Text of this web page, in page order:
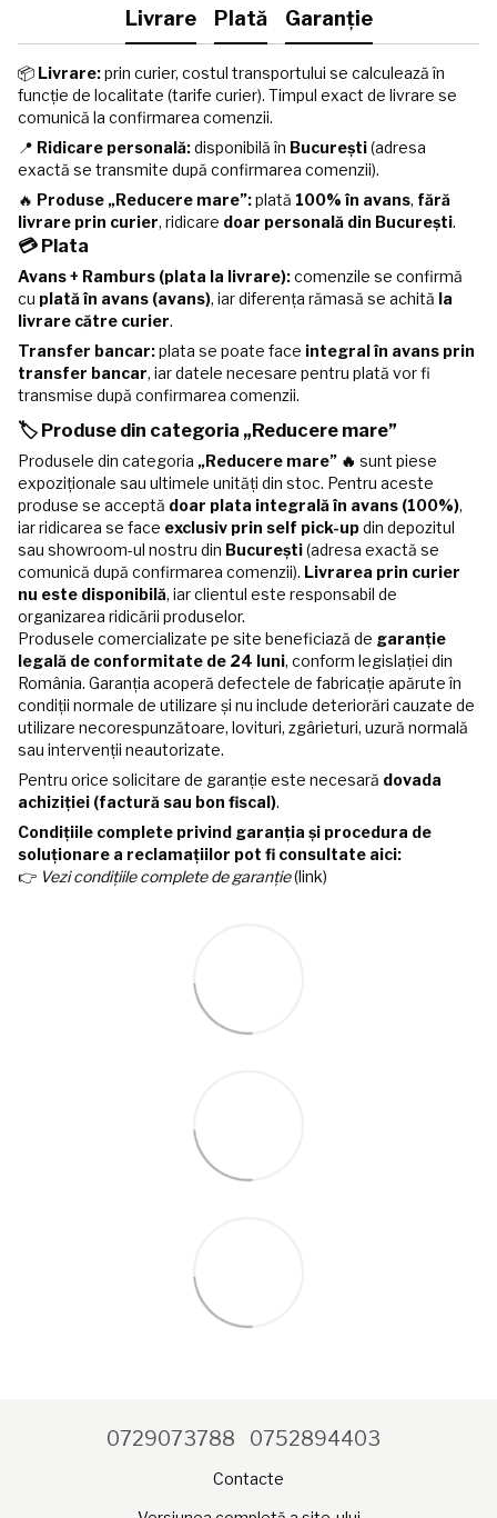
Livrare Plată Garanție
📦 Livrare:prin curier, costul transportului se calculează în
funcție de localitate (tarife curier). Timpul exact de livrare se
comunică la confirmarea comenzii.
📍 Ridicare personală:disponibilă în București(adresa
exactă se transmite după confirmarea comenzii).
🔥 Produse „Reducere mare”:plată 100% în avans, fără
livrare prin curier, ridicare doar personală din București.
💳 Plata
Avans + Ramburs (plata la livrare):comenzile se confirmă
cu plată în avans (avans), iar diferența rămasă se achită la
livrare către curier.
Transfer bancar:plata se poate face integral în avans prin
transfer bancar, iar datele necesare pentru plată vor fi
transmise după confirmarea comenzii.
🏷️ Produse din categoria „Reducere mare”
Produsele din categoria „Reducere mare” 🔥 sunt piese
expoziționale sau ultimele unități din stoc. Pentru aceste
produse se acceptă doar plata integrală în avans (100%),
iar ridicarea se face exclusiv prin self pick-updin depozitul
sau showroom-ul nostru din București(adresa exactă se
comunică după confirmarea comenzii). Livrarea prin curier
nu este disponibilă, iar clientul este responsabil de
organizarea ridicării produselor.
Produsele comercializate pe site beneficiază de garanție
legală de conformitate de 24 luni, conform legislației din
România. Garanția acoperă defectele de fabricație apărute în
condiții normale de utilizare și nu include deteriorări cauzate de
utilizare necorespunzătoare, lovituri, zgârieturi, uzură normală
sau intervenții neautorizate.
Pentru orice solicitare de garanție este necesară dovada
achiziției (factură sau bon fiscal).
Condițiile complete privind garanția și procedura de
soluționare a reclamațiilor pot fi consultate aici:
👉 Vezi condițiile complete de garanție(link)
0729073788 0752894403
Contacte